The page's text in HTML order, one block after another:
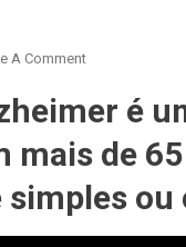
A CommentOn
Cientistas
Um
Aplicativo
De
Smartphone
é
mais de
ou